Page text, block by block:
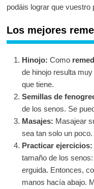
podáis lograr que
Los mejores
Hinojo: Como
de hinojo resulta
que tiene.
Semillas de
de los senos. Se
Masajes: Masajear
sea tan solo un poco.
Practicar ejercicios:
tamaño de los
erguida. Entonces,
manos hacía abajo.